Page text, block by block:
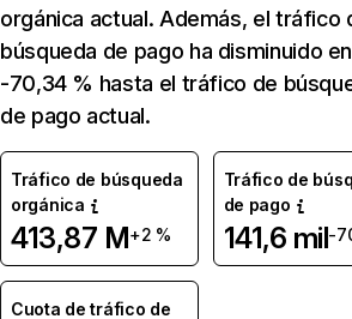
orgánica actual. Además, el tráfico
búsqueda de pago ha disminuido en
-70,34 % hasta el tráfico de
de pago actual.
Tráfico de búsqueda
orgánica
413,87 M+2 %
Tráfico de
de pago
141,6 mil-
Cuota de tráfico de